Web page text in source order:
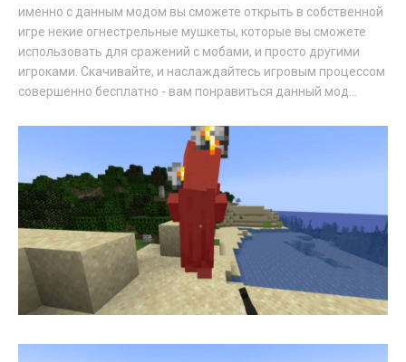
именно с данным модом вы сможете открыть в собственной
игре некие огнестрельные мушкеты, которые вы сможете
использовать для сражений с мобами, и просто другими
игроками. Скачивайте, и наслаждайтесь игровым процессом
совершенно бесплатно - вам понравиться данный мод...